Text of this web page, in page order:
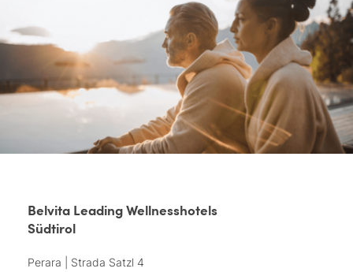
Belvita Leading Wellnesshotels
Südtirol
Perara | Strada Satzl 4